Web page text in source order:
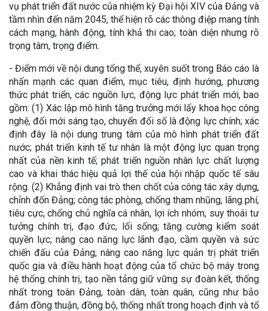
vụ phát triển đất nước của nhiệm kỳ Đại hội XIV của Đảng và
tầm nhìn đến năm 2045, thể hiện rõ các thông điệp mang tính
cách mạng, hành động, tính khả thi cao; toàn diện nhưng rõ
trọng tâm, trọng điểm.
- Điểm mới về nội dung tổng thể, xuyên suốt trong Báo cáo là
nhấn mạnh các quan điểm, mục tiêu, định hướng, phương
thức phát triển, các nguồn lực, động lực phát triển mới, bao
gồm: (1) Xác lập mô hình tăng trưởng mới lấy khoa học công
nghệ, đổi mới sáng tạo, chuyển đổi số là động lực chính; xác
định đây là nội dung trung tâm của mô hình phát triển đất
nước; phát triển kinh tế tư nhân là một động lực quan trọng
nhất của nền kinh tế; phát triển nguồn nhân lực chất lượng
cao và khai thác hiệu quả lợi thế của hội nhập quốc tế sâu
rộng. (2) Khẳng định vai trò then chốt của công tác xây dựng,
chỉnh đốn Đảng; công tác phòng, chống tham nhũng, lãng phí,
tiêu cực, chống chủ nghĩa cá nhân, lợi ích nhóm, suy thoái tư
tưởng chính trị, đạo đức, lối sống; tăng cường kiểm soát
quyền lực; nâng cao năng lực lãnh đạo, cầm quyền và sức
chiến đấu của Đảng; nâng cao năng lực quản trị phát triển
quốc gia và điều hành hoạt động của tổ chức bộ máy trong
hệ thống chính trị, tạo nền tảng giữ vững sự đoàn kết, thống
nhất trong toàn Đảng, toàn dân, toàn quân, cũng như bảo
đảm đồng thuận, đồng bộ, thống nhất trong hoạch định và tổ